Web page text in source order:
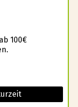
100€